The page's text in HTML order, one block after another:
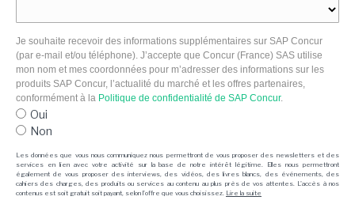
Je souhaite recevoir des informations supplémentaires sur SAP Concur
(par e-mail et/ou téléphone). J’accepte que Concur (France) SAS utilise
mon nom et mes coordonnées pour m’adresser des informations sur les
produits SAP Concur, l’actualité du marché et les offres partenaires,
conformément à la Politique de confidentialité de SAP Concur.
Oui
Non
Les données que vous nous communiquez nous permettront de vous proposer des newsletters et des
services en lien avec votre activité sur la base de notre intérêt légitime. Elles nous permettront
également de vous proposer des interviews, des vidéos, des livres blancs, des événements, des
cahiers des charges, des produits ou services au contenu au plus près de vos attentes. L'accès à nos
contenus est soit gratuit soit payant, selon l'offre que vous choisissez. Lire la suite